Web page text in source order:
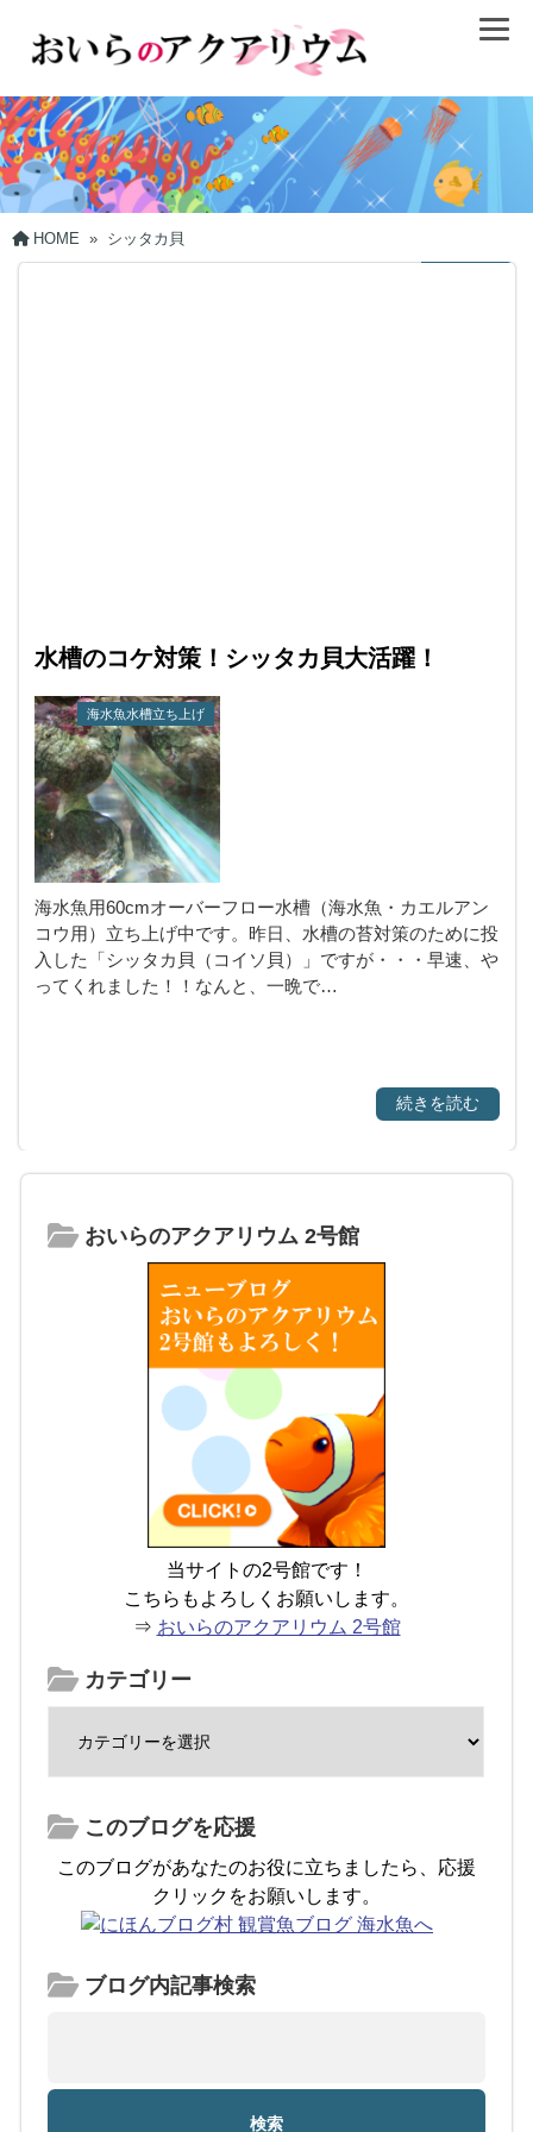
HOME » シッタカ貝
水槽のコケ対策！シッタカ貝大活躍！
海水魚水槽立ち上げ
海水魚用60cmオーバーフロー水槽（海水魚・カエルアン
コウ用）立ち上げ中です。昨日、水槽の苔対策のために投
入した「シッタカ貝（コイソ貝）」ですが・・・早速、や
ってくれました！！なんと、一晩で…
続きを読む
おいらのアクアリウム 2号館
当サイトの2号館です！
こちらもよろしくお願いします。
⇒ おいらのアクアリウム 2号館
カテゴリー
このブログを応援
このブログがあなたのお役に立ちましたら、応援
クリックをお願いします。
ブログ内記事検索